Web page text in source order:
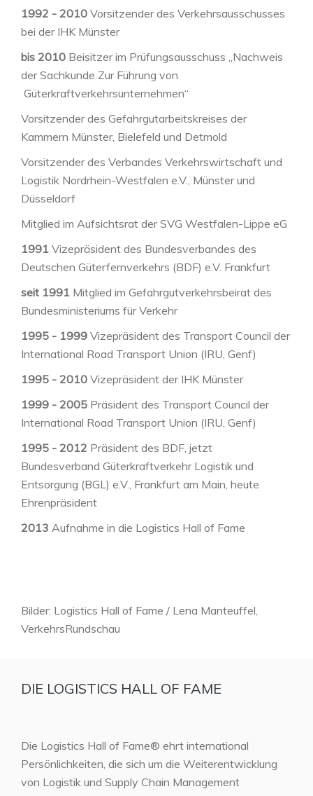
1992 - 2010 Vorsitzender des Verkehrsausschusses
bei der IHK Münster
bis 2010 Beisitzer im Prüfungsausschuss „Nachweis
der Sachkunde Zur Führung von
Güterkraftverkehrsunternehmen“
Vorsitzender des Gefahrgutarbeitskreises der
Kammern Münster, Bielefeld und Detmold
Vorsitzender des Verbandes Verkehrswirtschaft und
Logistik Nordrhein-Westfalen e.V., Münster und
Düsseldorf
Mitglied im Aufsichtsrat der SVG Westfalen-Lippe eG
1991 Vizepräsident des Bundesverbandes des
Deutschen Güterfernverkehrs (BDF) e.V. Frankfurt
seit 1991 Mitglied im Gefahrgutverkehrsbeirat des
Bundesministeriums für Verkehr
1995 - 1999 Vizepräsident des Transport Council der
International Road Transport Union (IRU, Genf)
1995 - 2010 Vizepräsident der IHK Münster
1999 - 2005 Präsident des Transport Council der
International Road Transport Union (IRU, Genf)
1995 - 2012 Präsident des BDF, jetzt
Bundesverband Güterkraftverkehr Logistik und
Entsorgung (BGL) e.V., Frankfurt am Main, heute
Ehrenpräsident
2013 Aufnahme in die Logistics Hall of Fame
Bilder: Logistics Hall of Fame / Lena Manteuffel,
VerkehrsRundschau
DIE LOGISTICS HALL OF FAME
Die Logistics Hall of Fame® ehrt international
Persönlichkeiten, die sich um die Weiterentwicklung
von Logistik und Supply Chain Management